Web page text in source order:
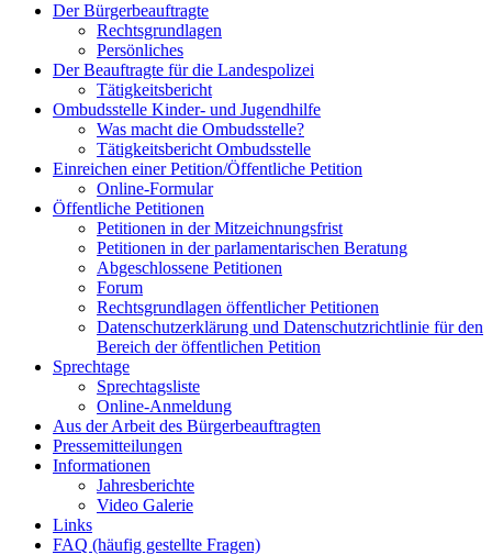
Der Bürgerbeauftragte
Rechtsgrundlagen
Persönliches
Der Beauftragte für die Landespolizei
Tätigkeitsbericht
Ombudsstelle Kinder- und Jugendhilfe
Was macht die Ombudsstelle?
Tätigkeitsbericht Ombudsstelle
Einreichen einer Petition/Öffentliche Petition
Online-Formular
Öffentliche Petitionen
Petitionen in der Mitzeichnungsfrist
Petitionen in der parlamentarischen Beratung
Abgeschlossene Petitionen
Forum
Rechtsgrundlagen öffentlicher Petitionen
Datenschutzerklärung und Datenschutzrichtlinie für den
Bereich der öffentlichen Petition
Sprechtage
Sprechtagsliste
Online-Anmeldung
Aus der Arbeit des Bürgerbeauftragten
Pressemitteilungen
Informationen
Jahresberichte
Video Galerie
Links
FAQ (häufig gestellte Fragen)